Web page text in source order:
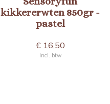
kikkererwten 850gr -
pastel
€ 16,50
Incl. btw